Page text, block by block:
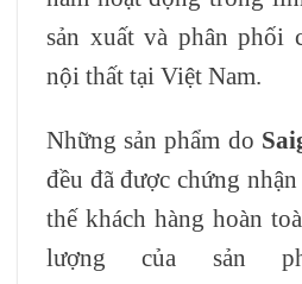
sản xuất và phân phối
nội thất tại Việt Nam.
Những sản phẩm do
đều đã được chứng
thế khách hàng hoàn
lượng của sản